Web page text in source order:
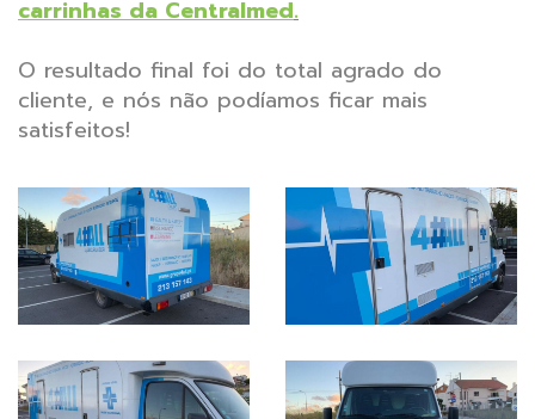
carrinhas da Centralmed.
O resultado final foi do total agrado do
cliente, e nós não podíamos ficar mais
satisfeitos!